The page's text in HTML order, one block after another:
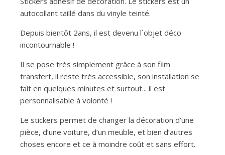
autocollant taillé dans du vinyle teinté.
Depuis bientôt 2ans, il est devenu l´objet déco
incontournable !
Il se pose très simplement grâce à son film
transfert, il reste très accessible, son installation se
fait en quelques minutes et surtout... il est
personnalisable à volonté !
Le stickers permet de changer la décoration d’une
pièce, d’une voiture, d’un meuble, et bien d’autres
choses encore et ce à moindre coût et sans effort.